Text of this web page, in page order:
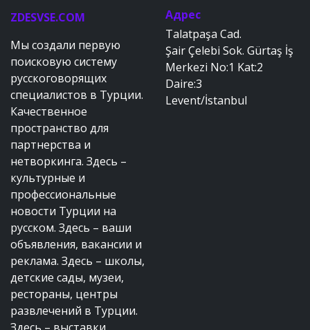
ZDESVSE.COM
Мы создали первую
поисковую систему
русскоговорящих
специалистов в Турции.
Качественное
пространство для
партнерства и
нетворкинга. Здесь –
культурные и
профессиональные
новости Турции на
русском. Здесь – ваши
объявления, вакансии и
реклама. Здесь – школы,
детские сады, музеи,
рестораны, центры
развлечений в Турции.
Адрес
Talatpaşa Cad.
Şair Çelebi Sok. Gürtaş İş
Merkezi No:1 Kat:2
Daire:3
Levent/İstanbul